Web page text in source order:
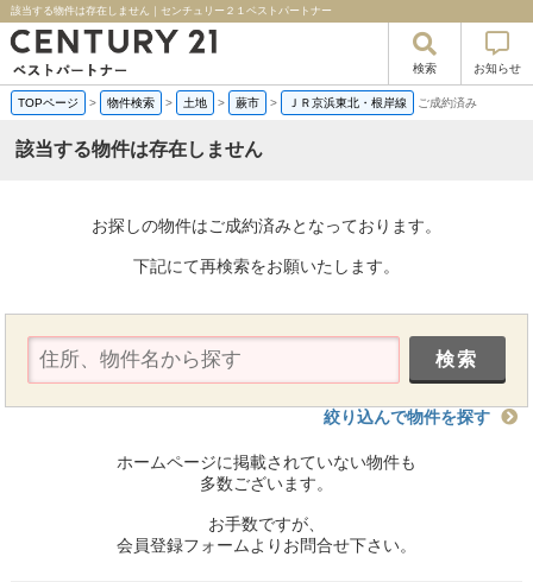
該当する物件は存在しません｜センチュリー２１ベストパートナー
検索 お知らせ
TOPページ > 物件検索 > 土地 > 蕨市 > ＪＲ京浜東北・根岸線 ご成約済み
該当する物件は存在しません
お探しの物件はご成約済みとなっております。
下記にて再検索をお願いたします。
絞り込んで物件を探す
ホームページに掲載されていない物件も
多数ございます。
お手数ですが、
会員登録フォームよりお問合せ下さい。